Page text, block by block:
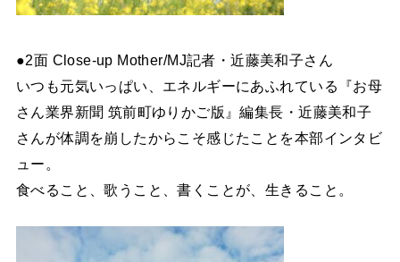
●2面 Close-up Mother/MJ記者・近藤美和子さん
いつも元気いっぱい、エネルギーにあふれている『お母
さん業界新聞 筑前町ゆりかご版』編集長・近藤美和子
さんが体調を崩したからこそ感じたことを本部インタビ
ュー。
食べること、歌うこと、書くことが、生きること。